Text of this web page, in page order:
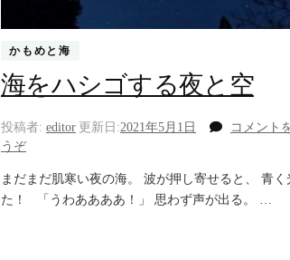
かもめと海
海をハシゴする夜と空
投稿者: editor 更新日:2021年5月1日
コメント
うぞ(海
ハ
まだまだ肌寒い夜の海。 波が押し寄せると、 青く
た！ 「うわああああ！」 思わず声が出る。 …